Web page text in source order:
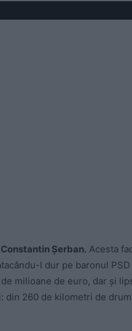
Constantin Șerban. Acesta
l dur pe baronul PSD
milioane de euro, dar și
260 de kilometri de